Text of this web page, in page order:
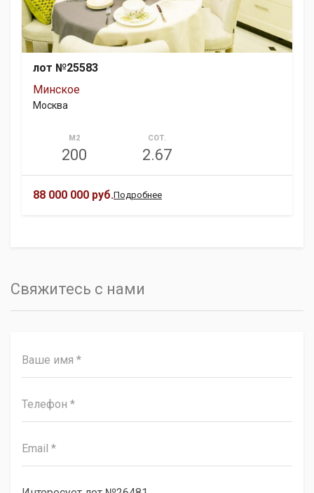
лот №25583
Минское
Москва
М2
200
СОТ.
2.67
88 000 000 руб.Подробнее
Свяжитесь с нами